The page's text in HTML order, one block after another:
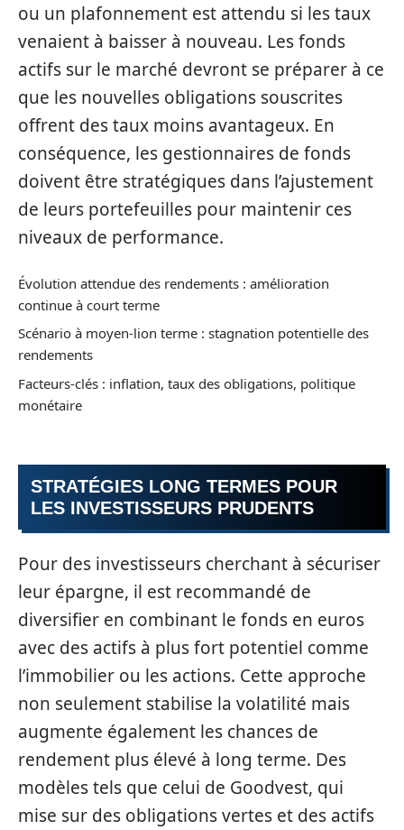
ou un plafonnement est attendu si les taux
venaient à baisser à nouveau. Les fonds
actifs sur le marché devront se préparer à ce
que les nouvelles obligations souscrites
offrent des taux moins avantageux. En
conséquence, les gestionnaires de fonds
doivent être stratégiques dans l’ajustement
de leurs portefeuilles pour maintenir ces
niveaux de performance.
Évolution attendue des rendements : amélioration
continue à court terme
Scénario à moyen-lion terme : stagnation potentielle des
rendements
Facteurs-clés : inflation, taux des obligations, politique
monétaire
STRATÉGIES LONG TERMES POUR
LES INVESTISSEURS PRUDENTS
Pour des investisseurs cherchant à sécuriser
leur épargne, il est recommandé de
diversifier en combinant le fonds en euros
avec des actifs à plus fort potentiel comme
l’immobilier ou les actions. Cette approche
non seulement stabilise la volatilité mais
augmente également les chances de
rendement plus élevé à long terme. Des
modèles tels que celui de Goodvest, qui
mise sur des obligations vertes et des actifs